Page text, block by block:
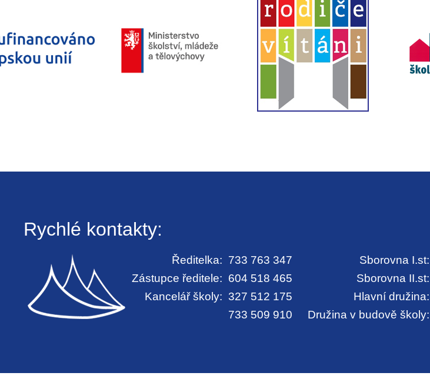
Rychlé kontakty:
Ředitelka: 733 763 347 Sborovna I.st:
Zástupce ředitele: 604 518 465 Sborovna II.st:
Kancelář školy: 327 512 175 Hlavní družina:
733 509 910
Družina v budově školy: